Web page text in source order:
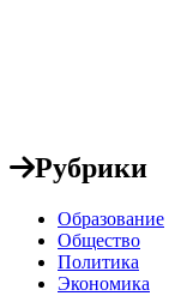
Рубрики
Образование
Общество
Политика
Экономика